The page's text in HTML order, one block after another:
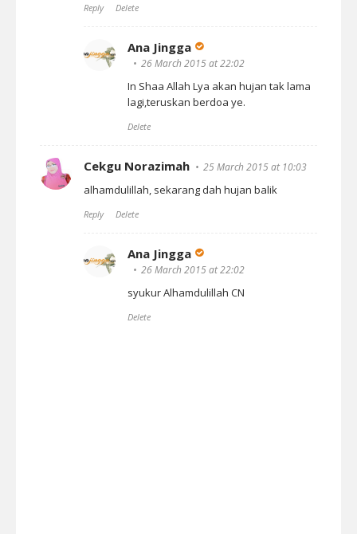
Reply Delete
Ana Jingga
26 March 2015 at 22:02
In Shaa Allah Lya akan hujan tak lama
lagi,teruskan berdoa ye.
Delete
Cekgu Norazimah 25 March 2015 at 10:03
alhamdulillah, sekarang dah hujan balik
Reply Delete
Ana Jingga
26 March 2015 at 22:02
syukur Alhamdulillah CN
Delete